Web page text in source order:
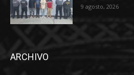
9 agosto, 2026
ARCHIVO